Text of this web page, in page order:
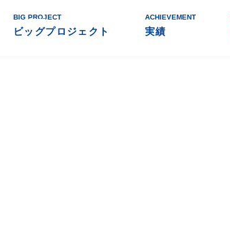
BIG PROJECT
ビッグプロジェクト
ACHIEVEMENT
実績